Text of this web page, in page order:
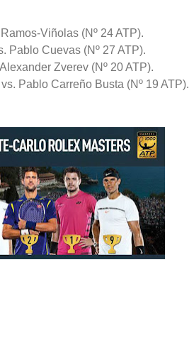
Viñolas (Nº 24 ATP).
Pablo Cuevas (Nº 27 ATP).
Zverev (Nº 20 ATP).
Pablo Carreño Busta (Nº 19 ATP).